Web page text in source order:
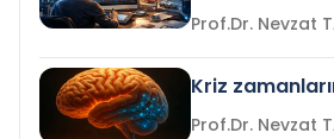
Kriz